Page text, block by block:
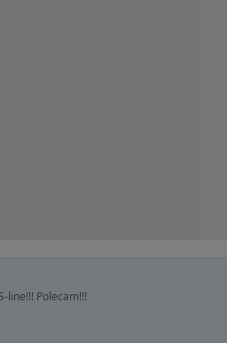
line!!! Polecam!!!